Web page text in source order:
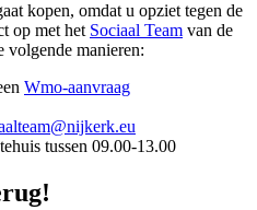
kopen, omdat u opziet tegen de
op met het Sociaal Team van de
volgende manieren:
Wmo-aanvraag
tussen 09.00-13.00